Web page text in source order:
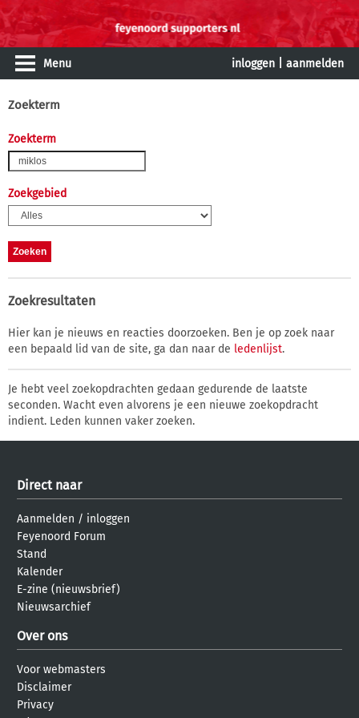
Menu inloggen aanmelden
Zoekterm
Zoekterm
Zoekgebied
Zoekresultaten
Hier kan je nieuws en reacties doorzoeken. Ben je op zoek naar
een bepaald lid van de site, ga dan naar de ledenlijst.
Je hebt veel zoekopdrachten gedaan gedurende de laatste
seconden. Wacht even alvorens je een nieuwe zoekopdracht
indient. Leden kunnen vaker zoeken.
Direct naar
Aanmelden / inloggen
Feyenoord Forum
Stand
Kalender
E-zine (nieuwsbrief)
Nieuwsarchief
Over ons
Voor webmasters
Disclaimer
Privacy